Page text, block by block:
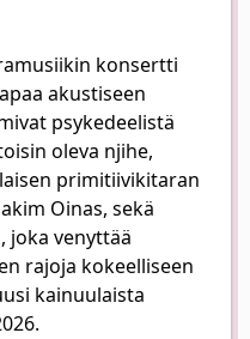
konsertti
akustiseen
psykedeelistä
oleva njihe,
primitiivikitaran
Oinas, sekä
joka venyttää
rajoja kokeelliseen
kainuulaista